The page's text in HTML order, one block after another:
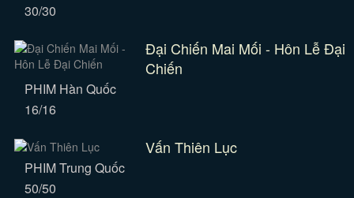
30/30
Đại Chiến Mai Mối - Hôn Lễ Đại
Chiến
PHIM Hàn Quốc
16/16
Vấn Thiên Lục
PHIM Trung Quốc
50/50